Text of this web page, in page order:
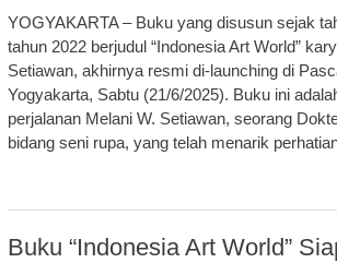
YOGYAKARTA – Buku yang disusun sejak
tahun 2022 berjudul “Indonesia Art World”
Setiawan, akhirnya resmi di-launching di
Yogyakarta, Sabtu (21/6/2025). Buku ini
perjalanan Melani W. Setiawan, seorang
bidang seni rupa, yang telah menarik
Buku “Indonesia Art World”